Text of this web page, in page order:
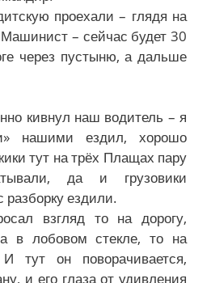
проехали – глядя на
– сейчас будет 30
через пустыню, а дальше
кивнул наш водитель – я
нашими ездил, хорошо
тут на трёх Плащах пару
да и грузовики
разборку ездили.
взгляд то на дорогу,
в лобовом стекле, то на
тут он поворачивается,
и его глаза от удивления